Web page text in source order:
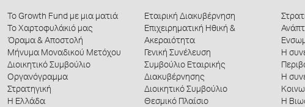
Το Growth Fund με μια ματιά
Το Χαρτοφυλάκιό μας
Όραμα & Αποστολή
Μήνυμα Μοναδικού Μετόχου
Διοικητικό Συμβούλιο
Οργανόγραμμα
Στρατηγική
Η Ελλάδα
Εταιρική Διακυβέρνηση
Επιχειρηματική Ηθική &
Ακεραιότητα
Γενική Συνέλευση
Συμβούλιο Εταιρικής
Διακυβέρνησης
Διοικητικό Συμβούλιο
Θεσμικό Πλαίσιο
Η
Η
Η